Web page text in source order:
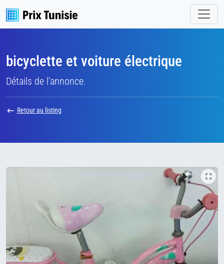
bicyclette et voiture électrique
Détails de l'annonce.
Retour au listing